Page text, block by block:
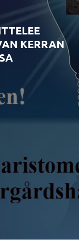
KERRAN